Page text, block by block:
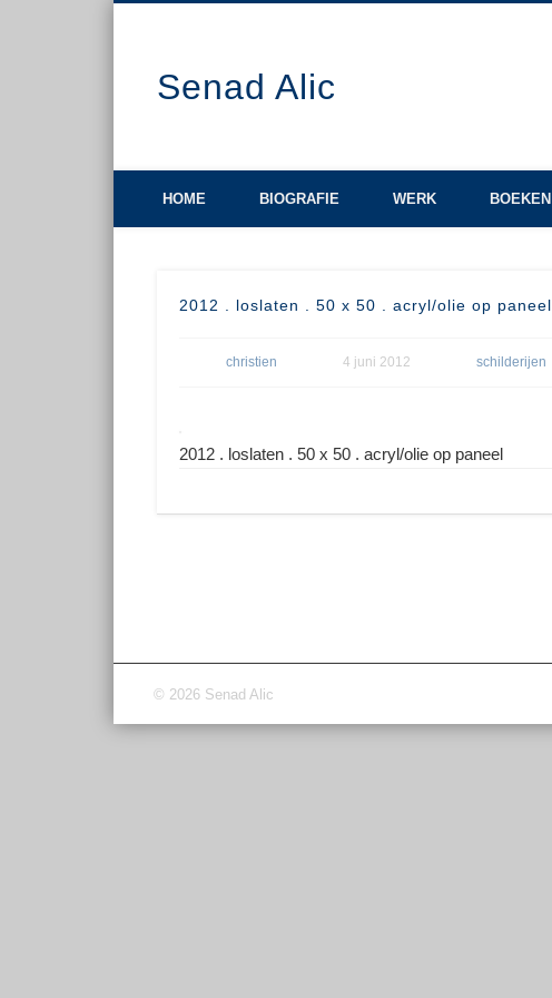
Senad Alic
HOME BIOGRAFIE WERK BOEKEN
2012 . loslaten . 50 x 50 . acryl/olie op paneel
christien 4 juni 2012 schilderijen
2012 . loslaten . 50 x 50 . acryl/olie op paneel
© 2026 Senad Alic